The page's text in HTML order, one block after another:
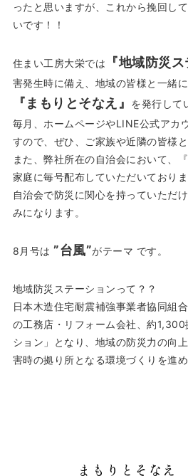
ったと思いますが、これから挽回し
いです！！
住まい工房大栄では 『地域防災
害発生時に備え、地域の皆様と一緒
『まもりとそなえ』
を発行して
毎月、ホームページやLINE公式アカ
すので、ぜひ、ご家族や近隣の皆様と
また、弊社所在の自治会において、
家庭に毎号配布していただいておりま
自治会で防災に関心を持っていただ
みになります。
8月号は ”台風”がテーマ です。
地域防災ステーションって？？
日本木造住宅耐震補強事業者協同組
の工務店・リフォーム会社、約
ション」となり、地域の防災力の向
害時の拠り所となる環境づくりを進
まもりとそなえ